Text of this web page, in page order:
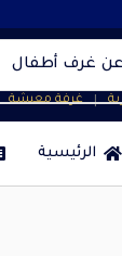
غرف أطفال
❘ غرفة معيشة
الرئيسية